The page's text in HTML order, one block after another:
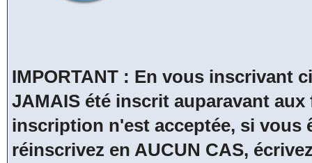
IMPORTANT : En vous inscrivant
JAMAIS été inscrit auparavant
inscription n'est acceptée, si vous
réinscrivez en AUCUN CAS,